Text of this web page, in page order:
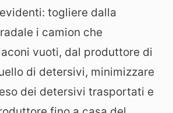
togliere dalla
i camion che
vuoti, dal produttore di
di detersivi, minimizzare
dei detersivi trasportati e